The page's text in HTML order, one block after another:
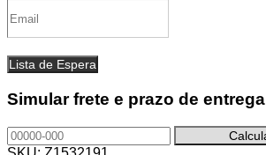
Lista de Espera
Simular frete e prazo de entrega